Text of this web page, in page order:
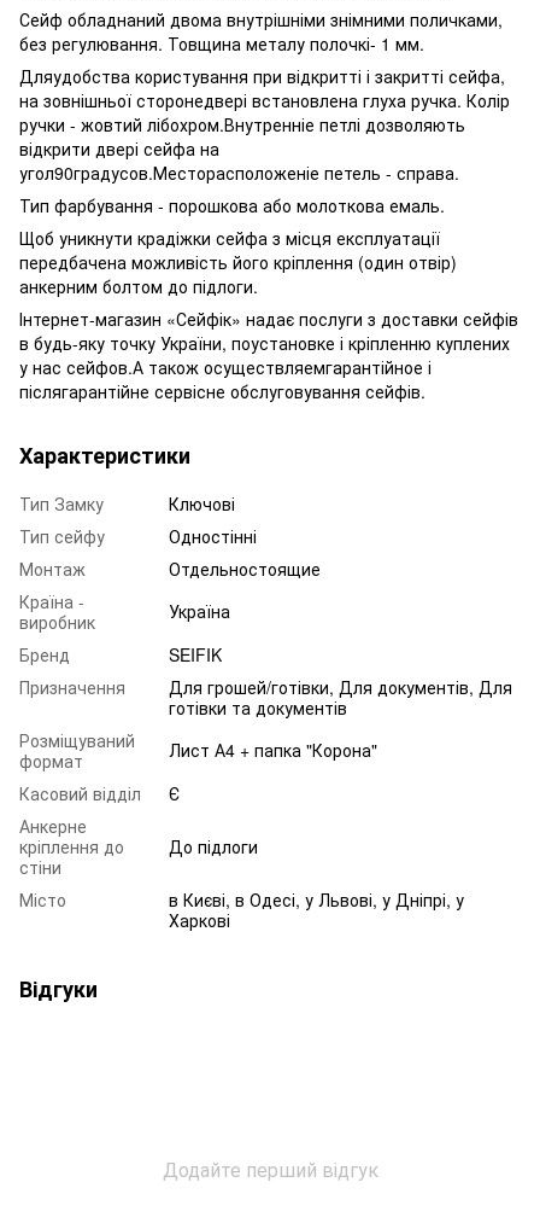
Сейф обладнаний двома внутрішніми знімними поличками,
без регулювання. Товщина металу полочкі- 1 мм.
Дляудобства користування при відкритті і закритті сейфа,
на зовнішньої сторонедвері встановлена ​​глуха ручка. Колір
ручки - жовтий лібохром.Внутренніе петлі дозволяють
відкрити двері сейфа на
угол90градусов.Месторасположеніе петель - справа.
Тип фарбування - порошкова або молоткова емаль.
Щоб уникнути крадіжки сейфа з місця експлуатації
передбачена можливість його кріплення (один отвір)
анкерним болтом до підлоги.
Інтернет-магазин «Сейфік» надає послуги з доставки сейфів
в будь-яку точку України, поустановке і кріпленню куплених
у нас сейфов.А також осуществляемгарантійное і
післягарантійне сервісне обслуговування сейфів.
Характеристики
Тип Замку
Ключові
Тип сейфу
Одностінні
Монтаж
Отдельностоящие
Країна -
виробник
Україна
Бренд
SEIFIK
Призначення
Для грошей/готівки, Для документів, Для
готівки та документів
Розміщуваний
формат
Лист А4 + папка "Корона"
Касовий відділ
Є
Анкерне
кріплення до
стіни
До підлоги
Місто
в Києві, в Одесі, у Львові, у Дніпрі, у
Харкові
Відгуки
Додайте перший відгук